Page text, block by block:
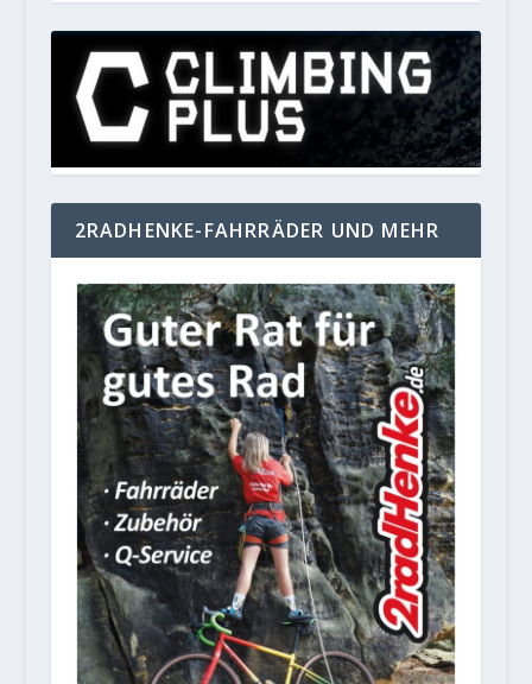
2RADHENKE-FAHRRÄDER UND MEHR